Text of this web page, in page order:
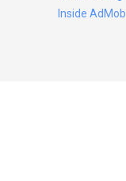
Inside AdMob